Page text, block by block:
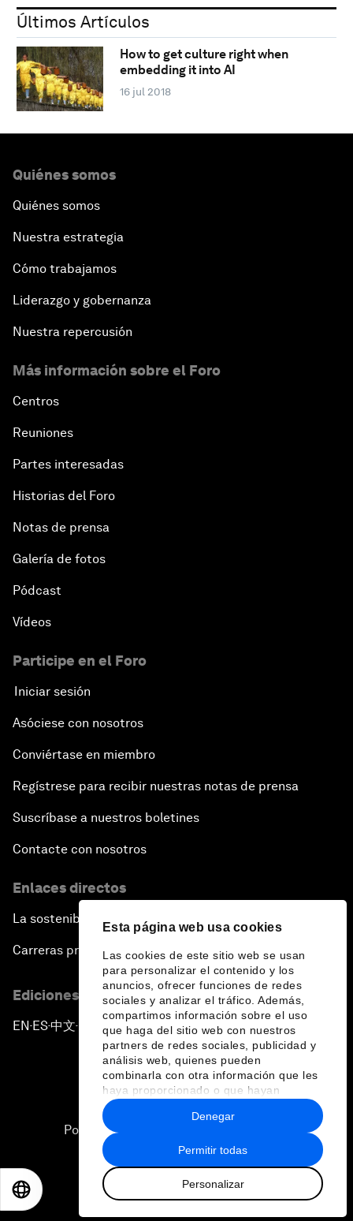
Esta página web usa cookies
Las cookies de este sitio web se usan
para personalizar el contenido y los
anuncios, ofrecer funciones de redes
sociales y analizar el tráfico. Además,
compartimos información sobre el uso
que haga del sitio web con nuestros
partners de redes sociales, publicidad y
análisis web, quienes pueden
combinarla con otra información que les
haya proporcionado o que hayan
recopilado a partir del uso que haya
hecho de sus servicios.
Permitir todas
Personalizar
Denegar
Últimos Artículos
How to get culture right when
embedding it into AI
16 jul 2018
Quiénes somos
Quiénes somos
Nuestra estrategia
Cómo trabajamos
Liderazgo y gobernanza
Nuestra repercusión
Más información sobre el Foro
Centros
Reuniones
Partes interesadas
Historias del Foro
Notas de prensa
Galería de fotos
Pódcast
Vídeos
Participe en el Foro
Iniciar sesión
Asóciese con nosotros
Conviértase en miembro
Regístrese para recibir nuestras notas de prensa
Suscríbase a nuestros boletines
Contacte con nosotros
Enlaces directos
La sostenibilidad en el Foro
Carreras profesionales
Ediciones en otros idiomas
EN ▪ES▪中文▪ 日本語
Política de privacidad y normas de uso
Sitemap
2026 Foro Económico Mundial